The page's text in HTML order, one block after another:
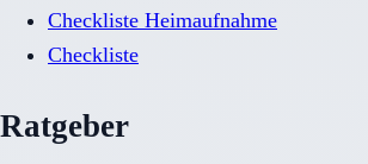
Checkliste Heimaufnahme
Checkliste
Ratgeber